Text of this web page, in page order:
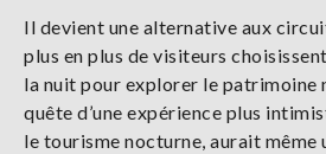
GAZETTE
Se
connecter
Il devient une alternative aux
plus en plus de visiteurs choisissent
la nuit pour explorer le patrimoine
quête d’une expérience plus
le tourisme nocturne, aurait même